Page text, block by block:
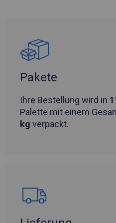
Pakete
Ihre Bestellung wird in
Palette mit einem
kg verpackt.